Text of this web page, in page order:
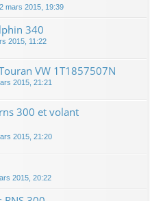
mars 2015, 19:39
340
2015, 11:22
VW 1T1857507N
2015, 21:21
300 et volant
2015, 21:20
2015, 20:22